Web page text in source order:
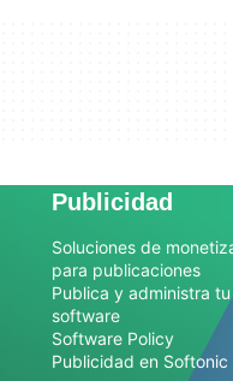
Publicidad
Soluciones de
para publicaciones
Publica y administra tu
software
Software Policy
Publicidad en Softonic